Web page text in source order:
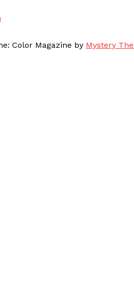
Color Magazine by Mystery